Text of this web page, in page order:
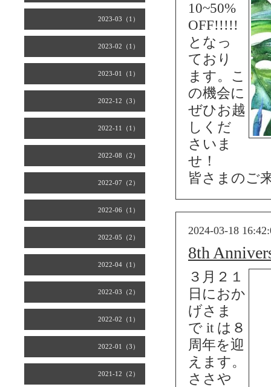
2023-03（1）
2023-02（1）
2023-01（1）
2022-12（3）
2022-11（1）
2022-08（2）
2022-07（2）
2022-06（1）
2022-05（2）
2022-04（1）
2022-03（2）
2022-02（1）
2022-01（3）
2021-12（2）
10~50%
OFF!!!!!
となっ
ており
ます。こ
の機会に
ぜひお越
しくだ
さいま
せ！
皆さまのご
2024-03-18
8th
３月２１
日におか
げさま
で it は８
周年を迎
えます。
ささや